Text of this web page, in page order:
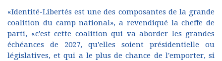
«Identité-Libertés est une des composantes de la grande
coalition du camp national», a revendiqué la cheffe de
parti, «c'est cette coalition qui va aborder les grandes
échéances de 2027, qu'elles soient présidentielle ou
législatives, et qui a le plus de chance de l'emporter, si